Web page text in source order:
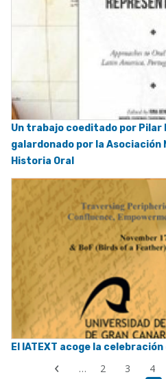
Un trabajo coeditado por Pilar
galardonado por la
Historia Oral
El IATEXT acoge la celebración
… Page
2 Page
3 Page
4